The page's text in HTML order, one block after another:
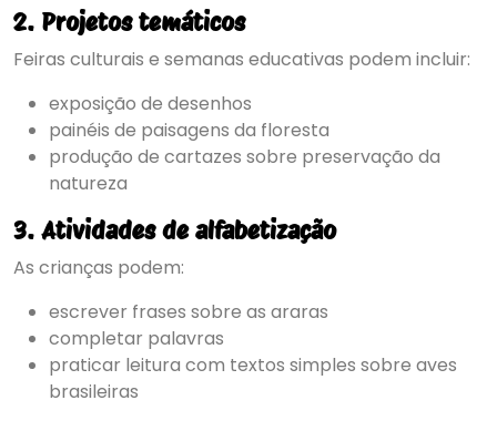
2. Projetos temáticos
Feiras culturais e semanas educativas podem incluir:
exposição de desenhos
painéis de paisagens da floresta
produção de cartazes sobre preservação da
natureza
3. Atividades de alfabetização
As crianças podem:
escrever frases sobre as araras
completar palavras
praticar leitura com textos simples sobre aves
brasileiras